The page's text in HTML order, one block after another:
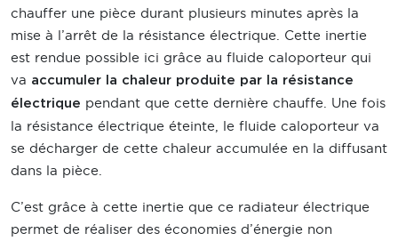
chauffer une pièce durant plusieurs minutes après la
mise à l’arrêt de la résistance électrique. Cette inertie
est rendue possible ici grâce au fluide caloporteur qui
va accumuler la chaleur produite par la résistance
électrique pendant que cette dernière chauffe. Une fois
la résistance électrique éteinte, le fluide caloporteur va
se décharger de cette chaleur accumulée en la diffusant
dans la pièce.
C’est grâce à cette inertie que ce radiateur électrique
permet de réaliser des économies d’énergie non